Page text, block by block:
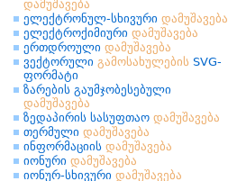
დამუშავება
ელექტრონულ-სხივური დამუშავება
ელექტროქიმიური დამუშავება
ერთდროული დამუშავება
ვექტორული გამოსახულების SVG-
ფორმატი
ზარების გაუმჯობესებული
დამუშავება
ზედაპირის სასუფთაო დამუშავება
თერმული დამუშავება
ინფორმაციის დამუშავება
იონური დამუშავება
იონურ-სხივური დამუშავება